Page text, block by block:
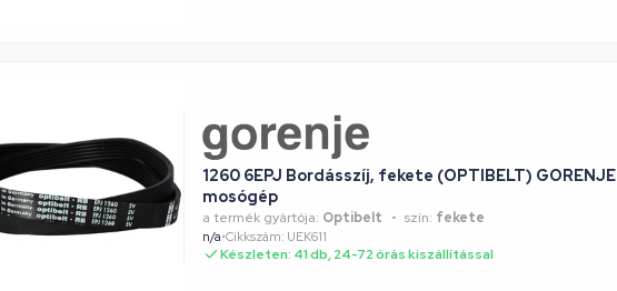
1260 6EPJ Bordásszíj, fekete (OPTIBELT) GORENJE
mosógép
a termék gyártója: Optibelt szín: fekete
n/a•Cikkszám: UEK611
Készleten: 41 db, 24-72 órás kiszállítással